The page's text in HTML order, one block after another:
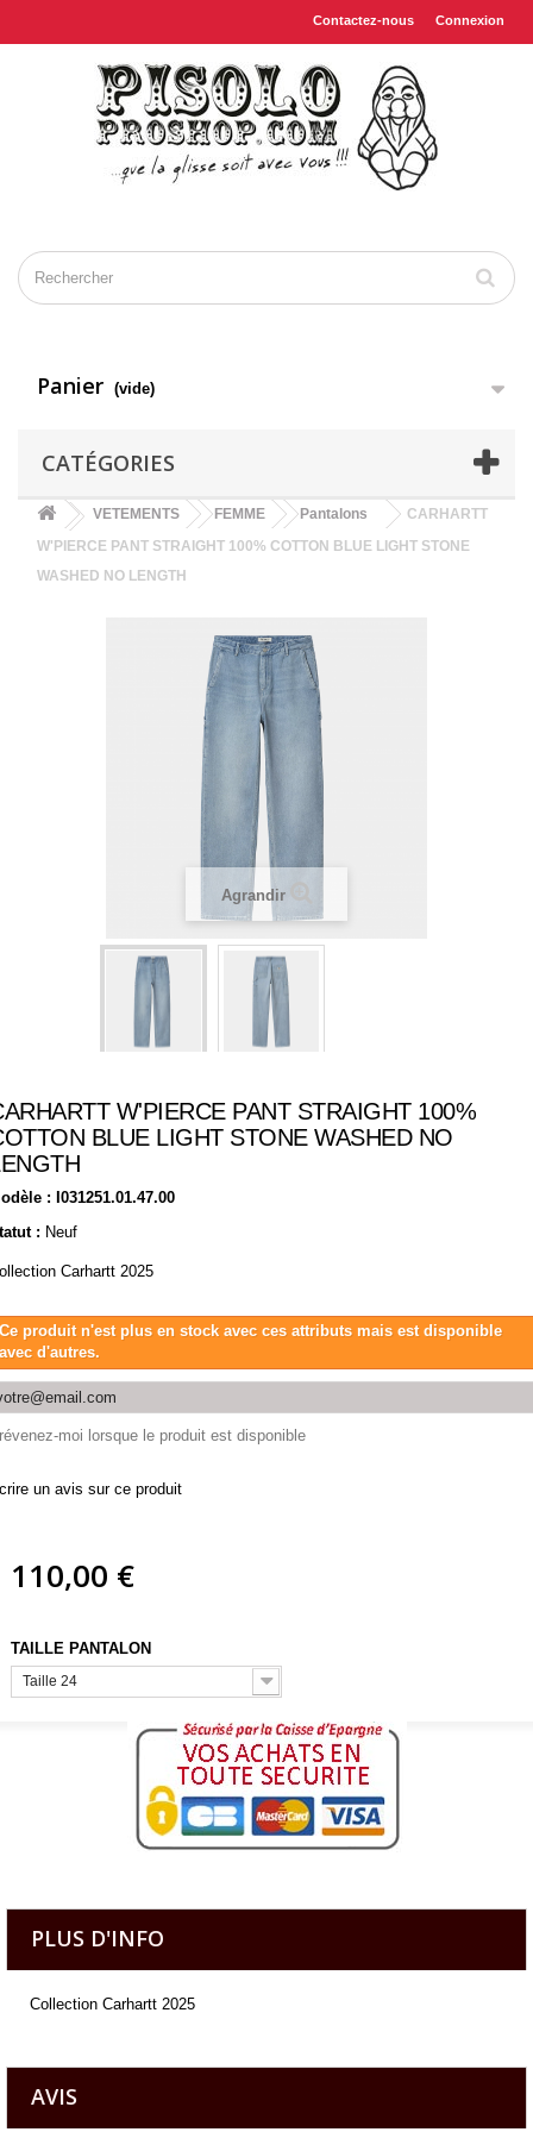
Connexion
Contactez-nous
Panier (vide)
CATÉGORIES
VETEMENTS FEMME Pantalons
CARHARTT
W'PIERCE PANT STRAIGHT 100% COTTON BLUE LIGHT STONE
WASHED NO LENGTH
Agrandir
W'PIERCE PANT STRAIGHT 100%
BLUE LIGHT STONE WASHED NO
: I031251.01.47.00
: Neuf
Carhartt 2025
Ce produit n'est plus en stock avec ces attributs mais est disponible
avec d'autres.
moi lorsque le produit est disponible
un avis sur ce produit
110,00 €
TAILLE PANTALON
Taille 24
PLUS D'INFO
Collection Carhartt 2025
AVIS